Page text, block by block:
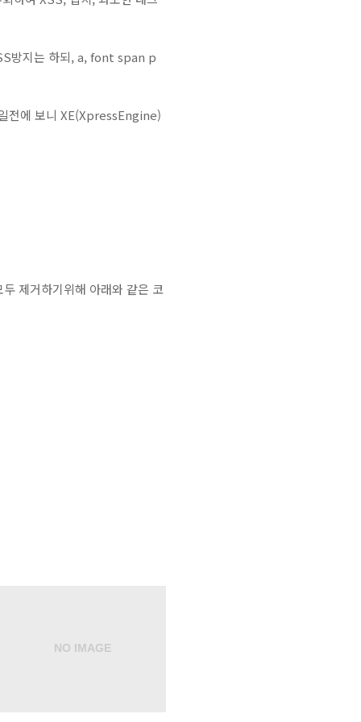
방지는 하되, a, font span p
전에 보니 XE(XpressEngine)
제거하기위해 아래와 같은 코